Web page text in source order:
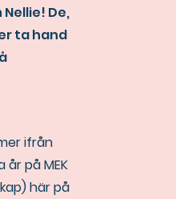
De,
ta hand
ifrån
på MEK
här på